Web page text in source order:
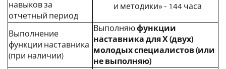
навыков за
отчетный период
и методики» - 144 часа
Выполнение
функции наставника
(при наличии)
Выполняюфункции
наставника для Х (двух)
молодых специалистов (или
не выполняю)